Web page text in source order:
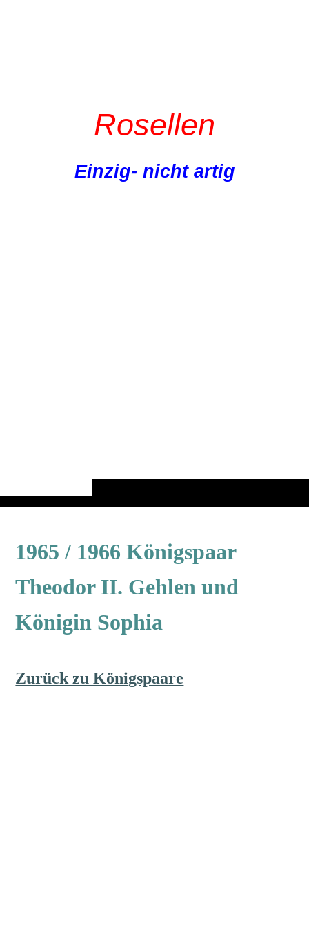
Rosellen
Einzig- nicht artig
1965 / 1966 Königspaar
Theodor II. Gehlen und
Königin Sophia
Zurück zu Königspaare